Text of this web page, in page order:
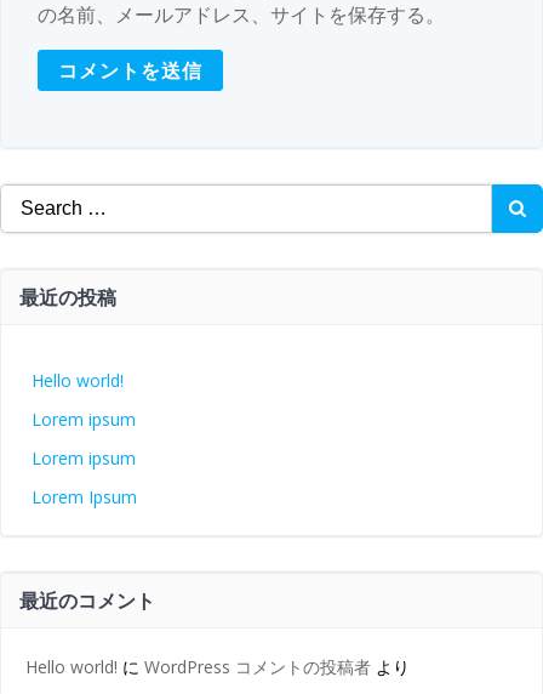
の名前、メールアドレス、サイトを保存する。
Search
for:
最近の投稿
Hello world!
Lorem ipsum
Lorem ipsum
Lorem Ipsum
最近のコメント
Hello world! に WordPress コメントの投稿者 より